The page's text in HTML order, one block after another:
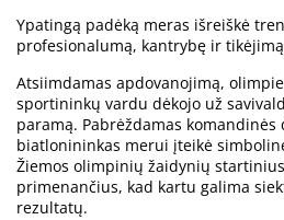
Ypatingą padėką meras išreiškė
profesionalumą, kantrybę ir
Atsiimdamas apdovanojimą,
sportininkų vardu dėkojo už
paramą. Pabrėždamas komandinės
biatlonininkas merui įteikė
Žiemos olimpinių žaidynių
primenančius, kad kartu galima
rezultatų.